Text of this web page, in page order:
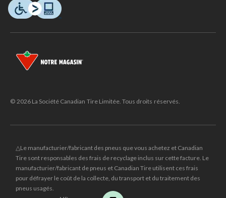
© 2026 La Société Canadian Tire Limitée. Tous droits réservés.
△Le manufacturier/fabricant des pneus que vous achetez et Canadian
Tire sont responsables des frais de recyclage inclus sur cette facture. Le
manufacturier/fabricant de pneus et Canadian Tire utilisent ces frais
pour défrayer le coût de la collecte, du transport et du traitement des
pneus usagés.